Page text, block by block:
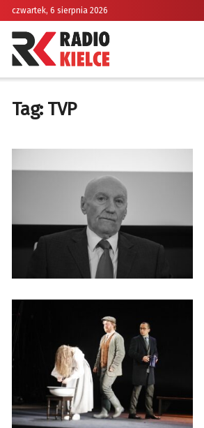
czwartek, 6 sierpnia 2026
Tag: TVP